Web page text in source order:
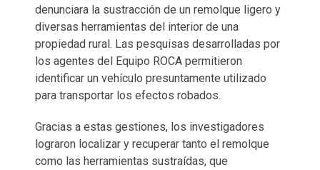
denunciara la sustracción de un remolque ligero y
diversas herramientas del interior de una
propiedad rural. Las pesquisas desarrolladas por
los agentes del Equipo ROCA permitieron
identificar un vehículo presuntamente utilizado
para transportar los efectos robados.
Gracias a estas gestiones, los investigadores
lograron localizar y recuperar tanto el remolque
como las herramientas sustraídas, que